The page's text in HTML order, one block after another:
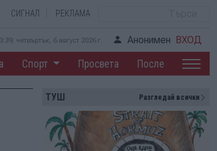
СИГНАЛ РЕКЛАМА
четвъртък, 6 август 2026 г. Анонимен ВХОД
Спорт Просвета После
ТУШ Разгледай всички